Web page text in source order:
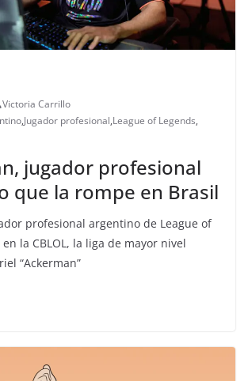
Victoria Carrillo
,Jugador profesional,League of Legends,
jugador profesional
que la rompe en Brasil
profesional argentino de League of
la CBLOL, la liga de mayor nivel
“Ackerman”